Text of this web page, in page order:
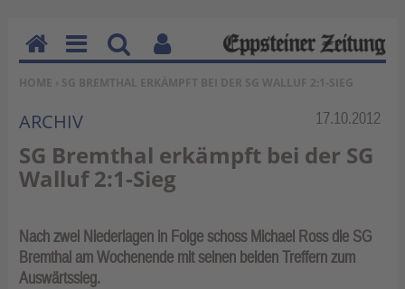
SIE BEFINDEN SICH HIER:
HOME › SG BREMTHAL ERKÄMPFT BEI DER SG WALLUF 2:1-SIEG
Rubrik:
ARCHIV 17.10.2012
SG Bremthal erkämpft bei der SG
Walluf 2:1-Sieg
Nach zwei Niederlagen in Folge schoss Michael Ross die SG
Bremthal am Wochenende mit seinen beiden Treffern zum
Auswärtssieg.
H
o
m
e
M
en
u
Su
ch
Be
nu
un
kti
en